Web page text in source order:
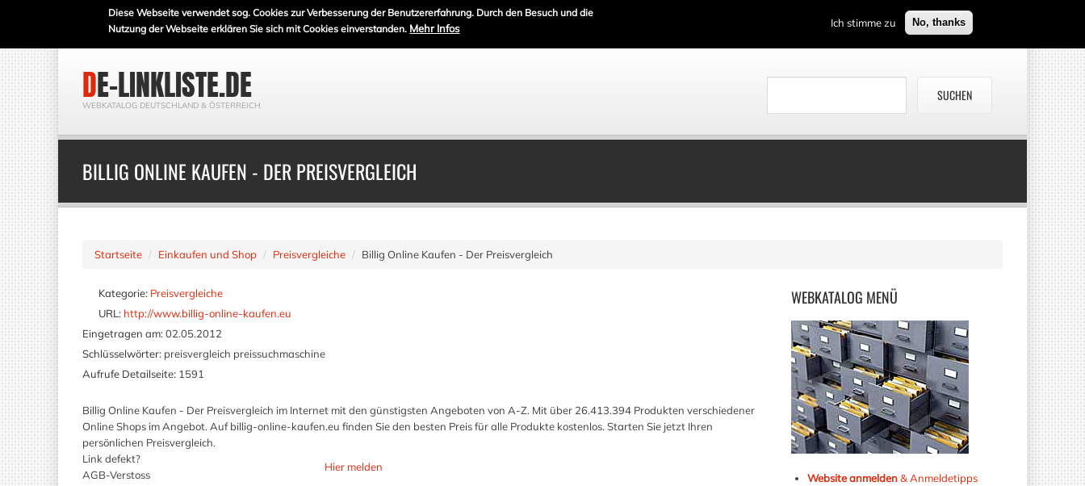
Diese Webseite verwendet sog. Cookies zur Verbesserung der Benutzererfahrung. Durch den Besuch und die
Nutzung der Webseite erklären Sie sich mit Cookies einverstanden. Mehr Infos Ich stimme zu No, thanks
DE-LINKLISTE.DE
WEBKATALOG DEUTSCHLAND & ÖSTERREICH
BILLIG ONLINE KAUFEN - DER PREISVERGLEICH
Startseite Einkaufen und Shop Preisvergleiche Billig Online Kaufen - Der Preisvergleich
WEBKATALOG MENÜ
Website anmelden& Anmeldetipps
Kategorie: Preisvergleiche
URL: http://www.billig-online-kaufen.eu
Eingetragen am: 02.05.2012
Schlüsselwörter: preisvergleich preissuchmaschine
Aufrufe Detailseite: 1591
Billig Online Kaufen - Der Preisvergleich im Internet mit den günstigsten Angeboten von A-Z. Mit über 26.413.394 Produkten verschiedener
Online Shops im Angebot. Auf billig-online-kaufen.eu finden Sie den besten Preis für alle Produkte kostenlos. Starten Sie jetzt Ihren
persönlichen Preisvergleich.
Link defekt?
AGB-Verstoss
Hier melden